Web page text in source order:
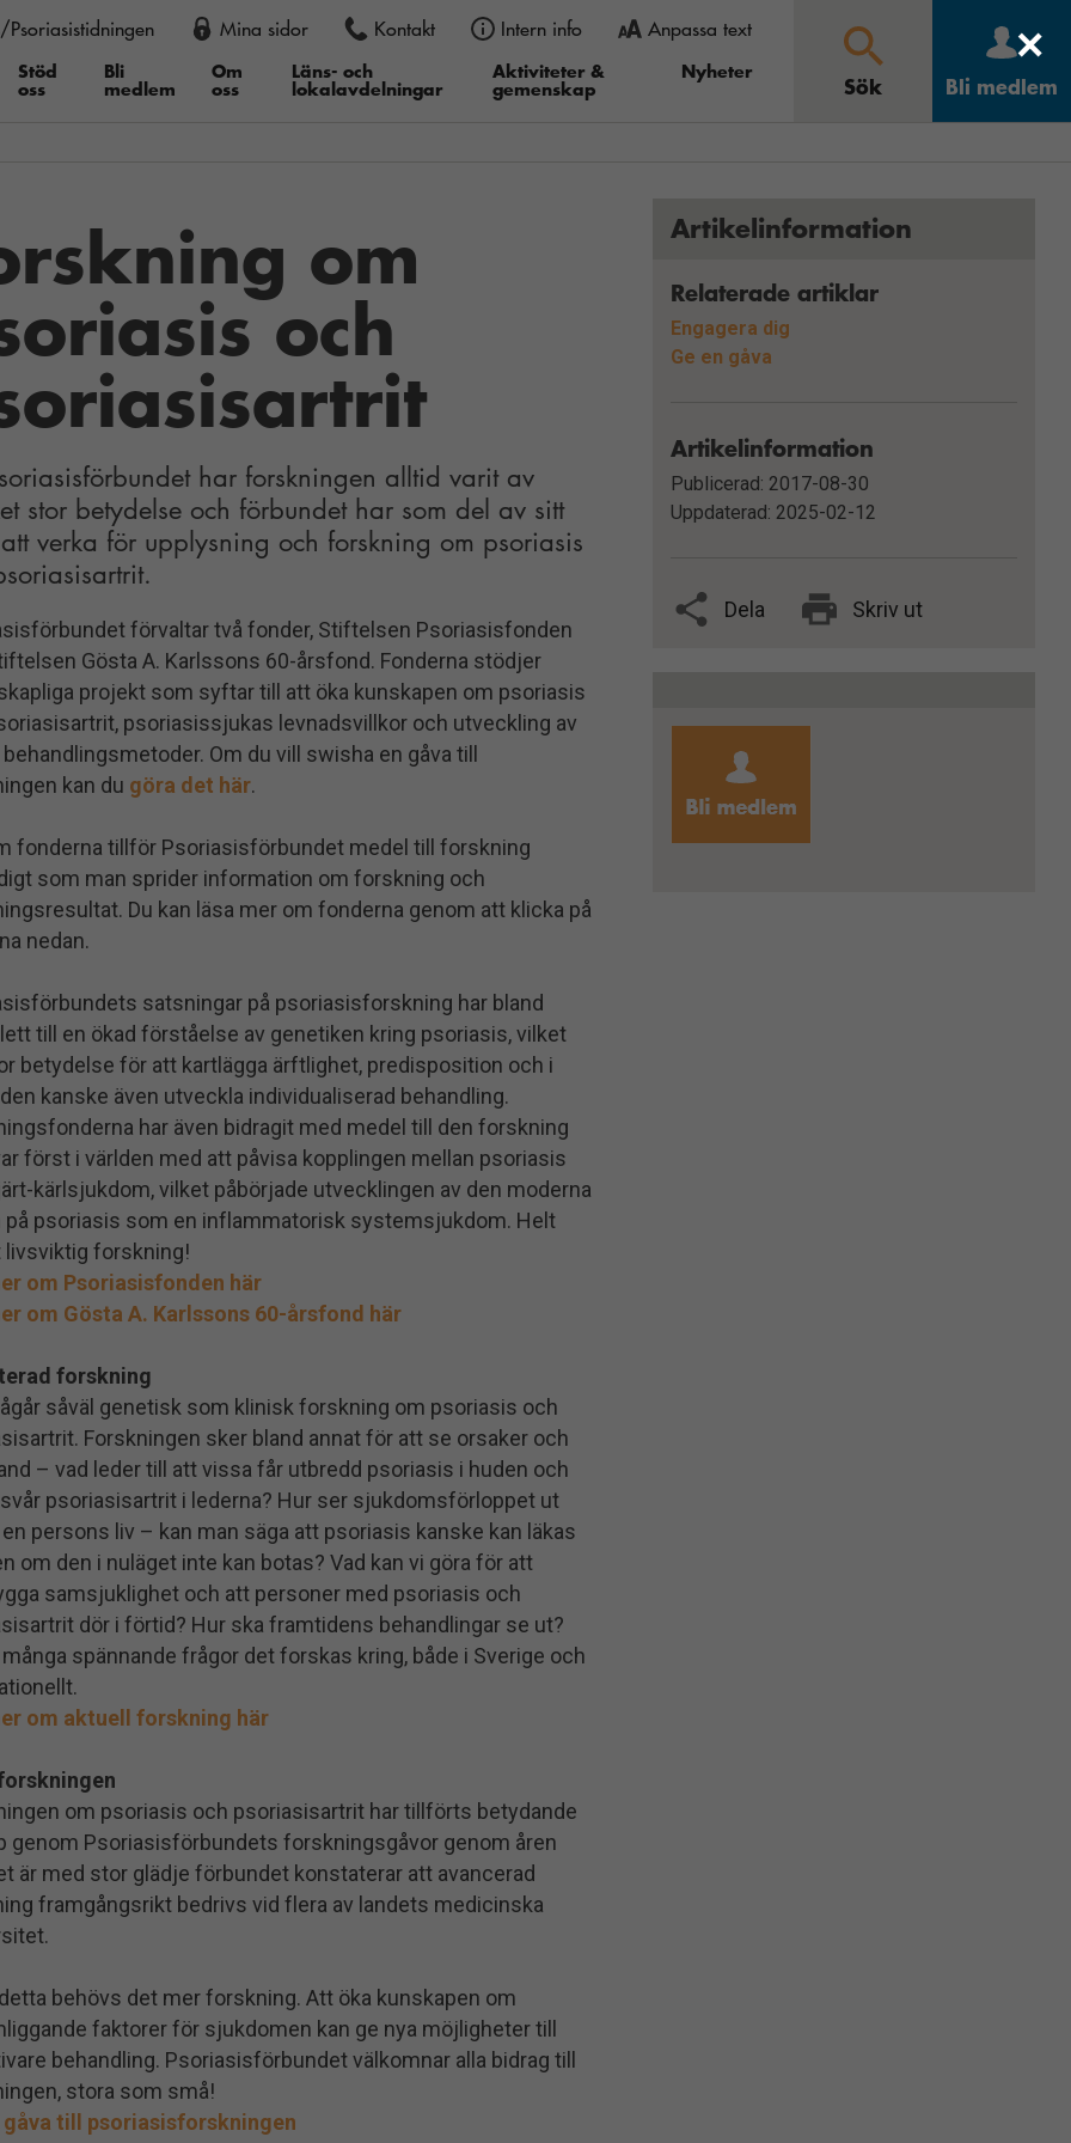
också justera storleken permanent i din webbläsare, genom att gå in under
därefter ”Textstorlek”, i Google Chrome ”Zooma in” eller ”Zooma ut” och i Opera
Mindre Återställ
Psoriasistidningen Mina sidor Kontakt Intern info
Anpassa text
Stöd
oss
Bli
medlem
Om
oss
Läns- och
lokalavdelningar
Aktiviteter &
gemenskap
Nyheter
Sök Bli medlem
om
och
har forskningen alltid varit av
stor betydelse och förbundet har som del av sitt
verka för upplysning och forskning om psoriasis
förvaltar två fonder, Stiftelsen Psoriasisfonden
Gösta A. Karlssons 60-årsfond. Fonderna stödjer
projekt som syftar till att öka kunskapen om psoriasis
psoriasissjukas levnadsvillkor och utveckling av
Om du vill swisha en gåva till
kan du göra det här.
fonderna tillför Psoriasisförbundet medel till forskning
som man sprider information om forskning och
Du kan läsa mer om fonderna genom att klicka på
nedan.
satsningar på psoriasisforskning har bland
till en ökad förståelse av genetiken kring psoriasis, vilket
betydelse för att kartlägga ärftlighet, predisposition och i
kanske även utveckla individualiserad behandling.
har även bidragit med medel till den forskning
först i världen med att påvisa kopplingen mellan psoriasis
kärlsjukdom, vilket påbörjade utvecklingen av den moderna
på psoriasis som en inflammatorisk systemsjukdom. Helt
livsviktig forskning!
om Psoriasisfonden här
om Gösta A. Karlssons 60-årsfond här
forskning
såväl genetisk som klinisk forskning om psoriasis och
Forskningen sker bland annat för att se orsaker och
– vad leder till att vissa får utbredd psoriasis i huden och
psoriasisartrit i lederna? Hur ser sjukdomsförloppet ut
persons liv – kan man säga att psoriasis kanske kan läkas
om den i nuläget inte kan botas? Vad kan vi göra för att
samsjuklighet och att personer med psoriasis och
dör i förtid? Hur ska framtidens behandlingar se ut?
många spännande frågor det forskas kring, både i Sverige och
om aktuell forskning här
om psoriasis och psoriasisartrit har tillförts betydande
genom Psoriasisförbundets forskningsgåvor genom åren
är med stor glädje förbundet konstaterar att avancerad
framgångsrikt bedrivs vid flera av landets medicinska
behövs det mer forskning. Att öka kunskapen om
faktorer för sjukdomen kan ge nya möjligheter till
behandling. Psoriasisförbundet välkomnar alla bidrag till
stora som små!
gåva till psoriasisforskningen
Artikelinformation
Relaterade artiklar
Engagera dig
Ge en gåva
Artikelinformation
Publicerad: 2017-08-30
Uppdaterad: 2025-02-12
Dela Skriv ut
×